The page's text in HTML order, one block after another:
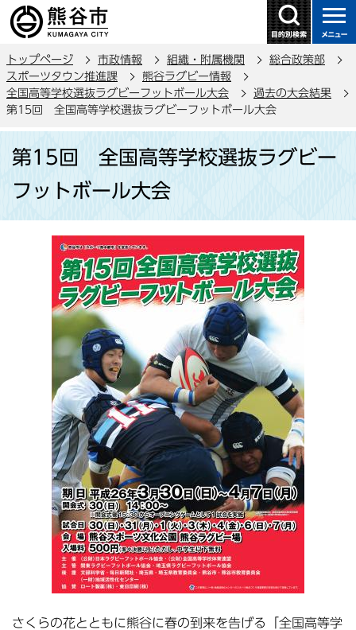
の
ー
ジ
の
先
トップページ 市政情報 組織・附属機関
総合政策部
スポーツタウン推進課
熊谷ラグビー情報
全国高等学校選抜ラグビーフットボール大会
過去の大会結果
第15回 全国高等学校選抜ラグビーフットボール大会
か
第15回 全国高等学校選抜ラグビー
フットボール大会
さくらの花とともに熊谷に春の到来を告げる「全国高等学